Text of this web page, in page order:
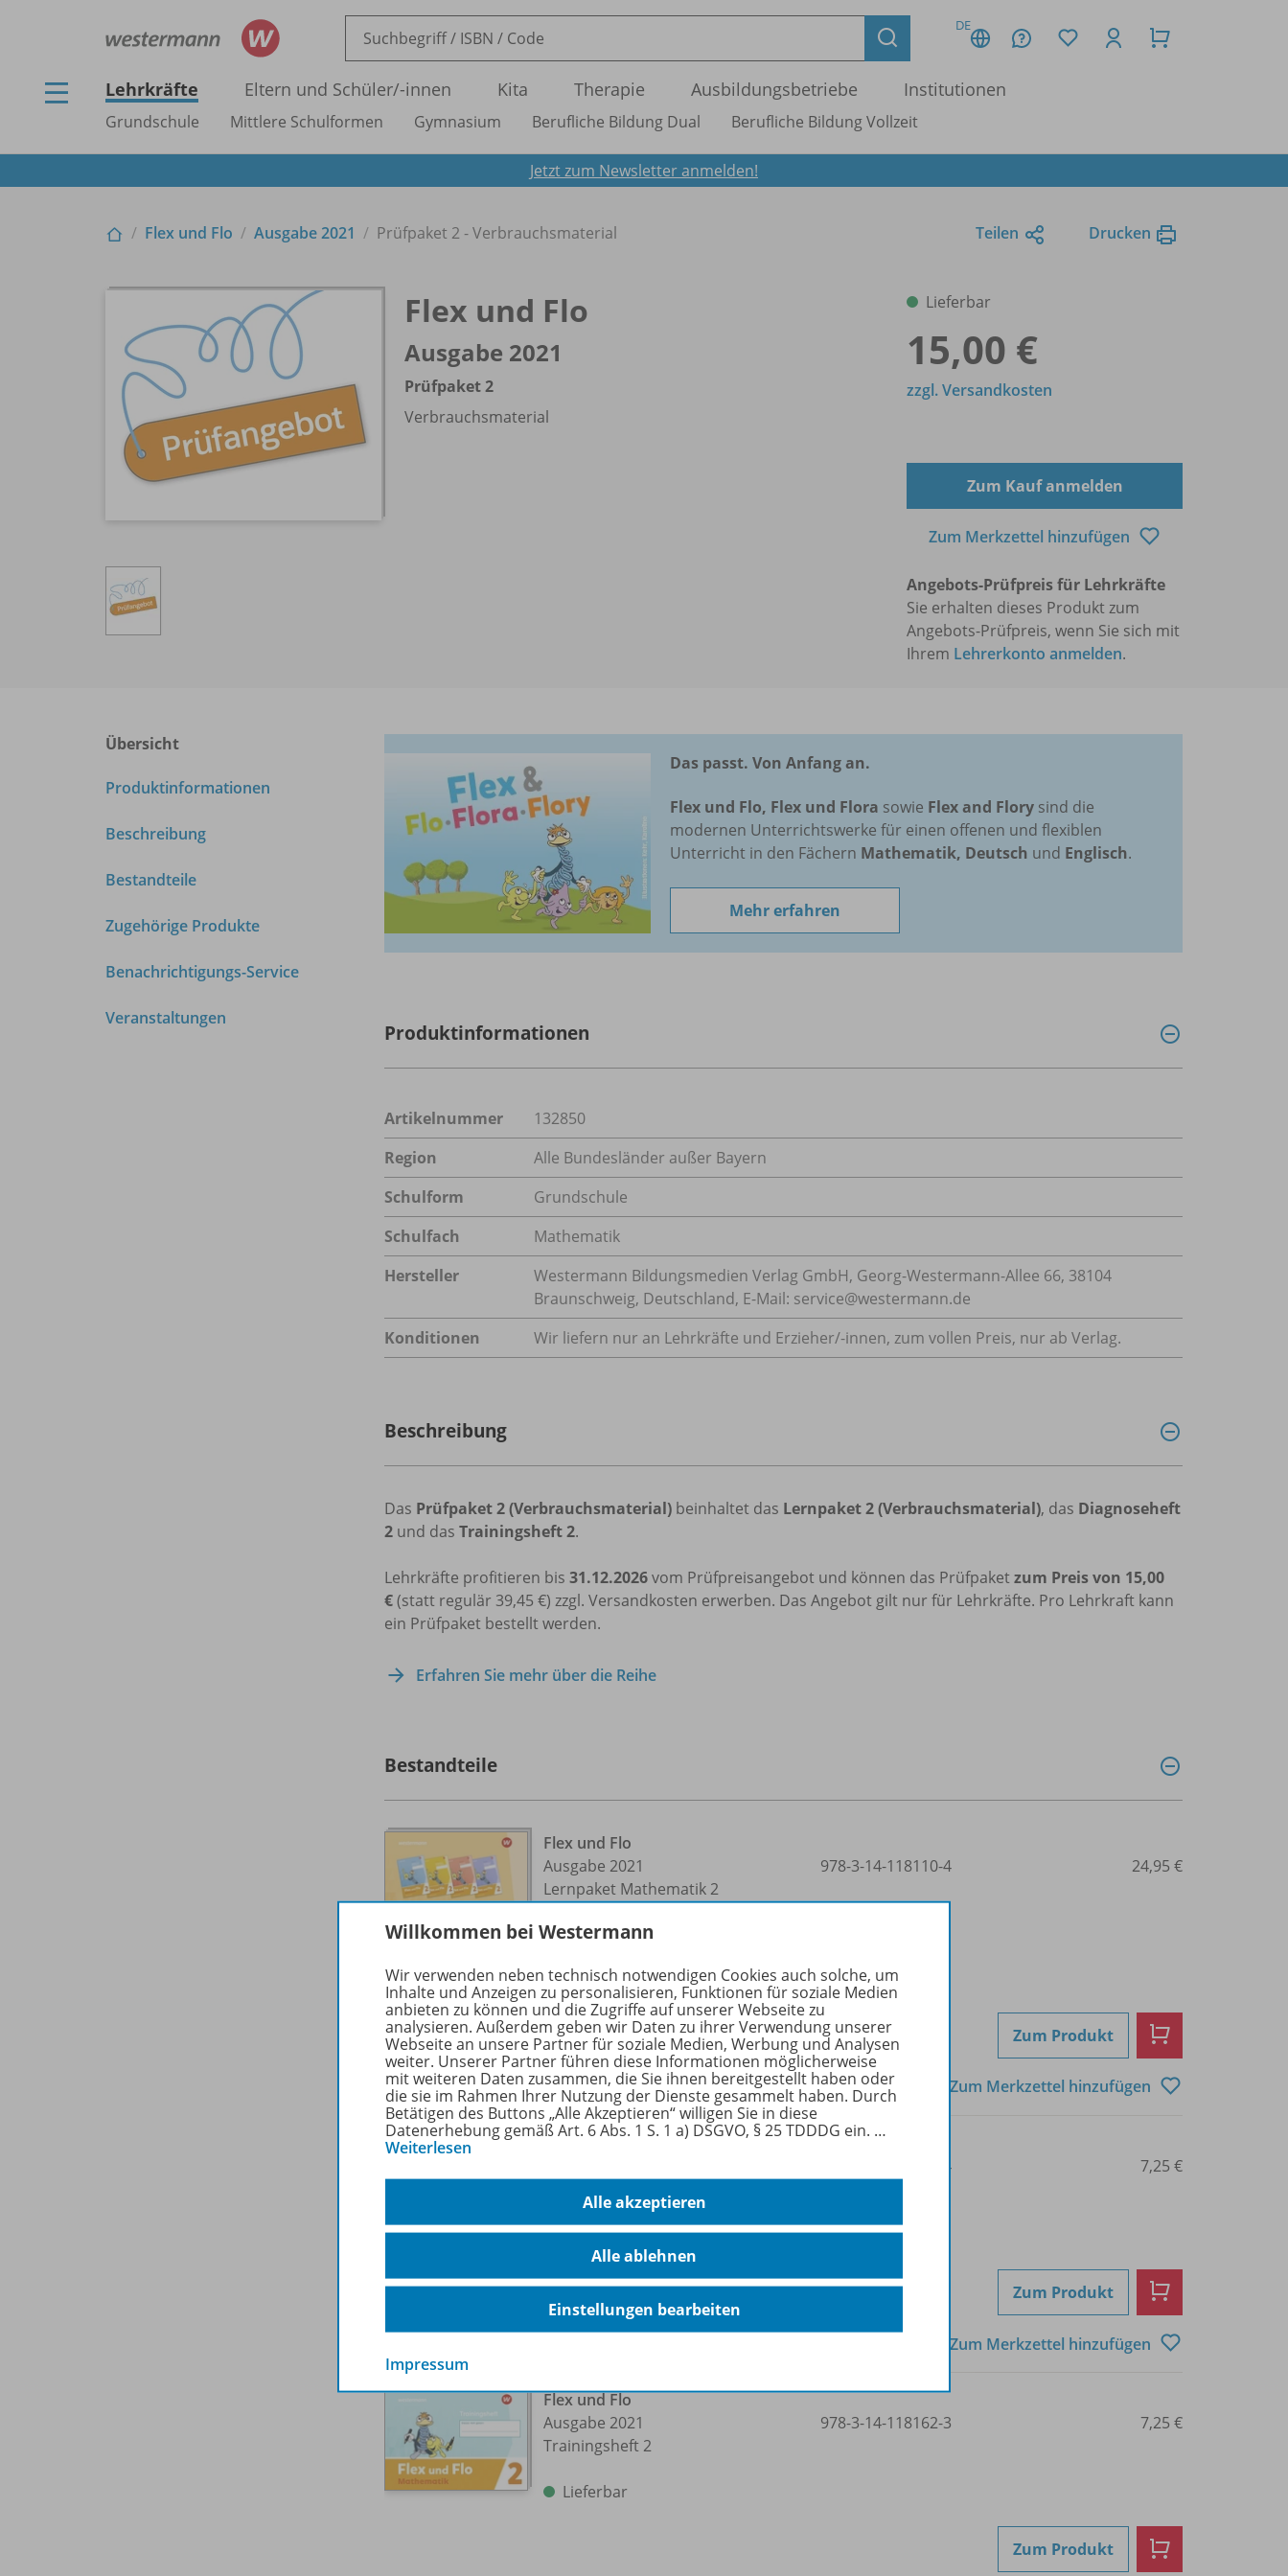
DE
Lehrkräfte Eltern und Schüler/-innen Kita Therapie Ausbildungsbetriebe Institutionen
Grundschule Mittlere Schulformen Gymnasium Berufliche Bildung Dual Berufliche Bildung Vollzeit
Jetzt zum Newsletter anmelden!
Flex und Flo Ausgabe 2021 Prüfpaket 2 - Verbrauchsmaterial Teilen Drucken
Flex und Flo
Ausgabe 2021
Prüfpaket 2
Verbrauchsmaterial
Lieferbar
15,00 €
zzgl. Versandkosten
Zum Kauf anmelden
Zum Merkzettel hinzufügen
Angebots-Prüfpreis für Lehrkräfte
Sie erhalten dieses Produkt zum
Angebots-Prüfpreis, wenn Sie sich mit
Ihrem Lehrerkonto anmelden.
Übersicht
Produktinformationen
Beschreibung
Bestandteile
Zugehörige Produkte
Benachrichtigungs-Service
Veranstaltungen
Das passt. Von Anfang an.
Flex und Flo, Flex und Flora sowie Flex and Flory sind die
modernen Unterrichtswerke für einen offenen und flexiblen
Unterricht in den Fächern Mathematik, Deutsch und Englisch.
Mehr erfahren
Produktinformationen
Artikelnummer
132850
Region
Alle Bundesländer außer Bayern
Schulform
Grundschule
Schulfach
Mathematik
Hersteller
Westermann Bildungsmedien Verlag GmbH, Georg-Westermann-Allee 66, 38104
Braunschweig, Deutschland, E-Mail: service@westermann.de
Konditionen
Wir liefern nur an Lehrkräfte und Erzieher/-innen, zum vollen Preis, nur ab Verlag.
Beschreibung
Das Prüfpaket 2 (Verbrauchsmaterial) beinhaltet das Lernpaket 2 (Verbrauchsmaterial), das Diagnoseheft
2 und das Trainingsheft 2.
Lehrkräfte profitieren bis 31.12.2026vom Prüfpreisangebot und können das Prüfpaketzum Preis von 15,00
€(statt regulär 39,45 €) zzgl. Versandkosten erwerben. Das Angebot gilt nur für Lehrkräfte. Pro Lehrkraft kann
ein Prüfpaket bestellt werden.
Erfahren Sie mehr über die Reihe
Bestandteile
Flex und Flo
Ausgabe 2021
Lernpaket Mathematik 2
Verbrauchsmaterial
Lieferbar
Passende Veranstaltung zum Titel
Ergänzende Digitalprodukte erhältlich
978-3-14-118110-4 24,95 €
Zum Produkt
Zum Merkzettel hinzufügen
Flex und Flo
Lieferbar
978-3-14-118149-4 7,25 €
Zum Produkt
Zum Merkzettel hinzufügen
Flex und Flo
Ausgabe 2021
Trainingsheft 2
Lieferbar
978-3-14-118162-3 7,25 €
Zum Produkt
Willkommen bei Westermann
Wir verwenden neben technisch notwendigen Cookies auch solche, um
Inhalte und Anzeigen zu personalisieren, Funktionen für soziale Medien
anbieten zu können und die Zugriffe auf unserer Webseite zu
analysieren. Außerdem geben wir Daten zu ihrer Verwendung unserer
Webseite an unsere Partner für soziale Medien, Werbung und Analysen
weiter. Unserer Partner führen diese Informationen möglicherweise
mit weiteren Daten zusammen, die Sie ihnen bereitgestellt haben oder
die sie im Rahmen Ihrer Nutzung der Dienste gesammelt haben. Durch
Betätigen des Buttons „Alle Akzeptieren“ willigen Sie in diese
Datenerhebung gemäß Art. 6 Abs. 1 S. 1 a) DSGVO, § 25 TDDDG ein. …
Weiterlesen
Alle akzeptieren
Alle ablehnen
Einstellungen bearbeiten
Impressum